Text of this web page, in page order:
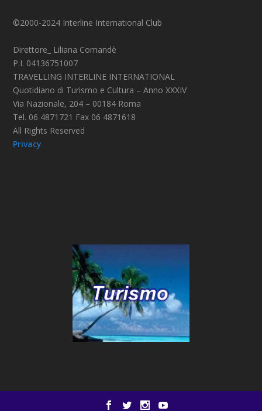
©2000-2024 Interline International Club
Direttore_ Liliana Comandè
P.I. 04136751007
TRAVELLING INTERLINE INTERNATIONAL
Quotidiano di Turismo e Cultura – Anno XXXIV
Via Nazionale, 204 – 00184 Roma
Tel. 06 4871721 Fax 06 4871618
All Rights Reserved
Privacy